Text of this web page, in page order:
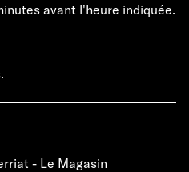
avant l'heure indiquée.
- Le Magasin